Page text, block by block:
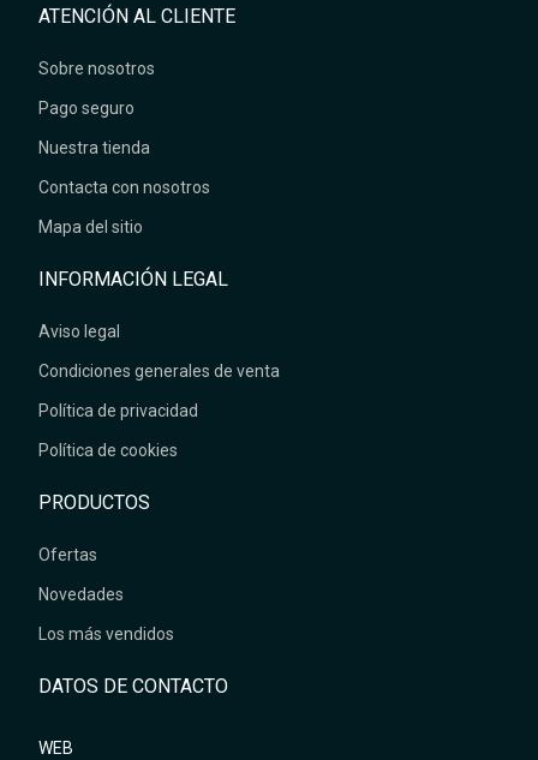
ATENCIÓN AL CLIENTE
Sobre nosotros
Pago seguro
Nuestra tienda
Contacta con nosotros
Mapa del sitio
INFORMACIÓN LEGAL
Aviso legal
Condiciones generales de venta
Política de privacidad
Política de cookies
PRODUCTOS
Ofertas
Novedades
Los más vendidos
DATOS DE CONTACTO
WEB